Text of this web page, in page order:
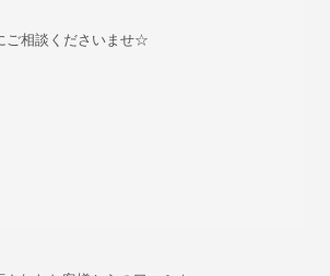
ご相談くださいませ☆